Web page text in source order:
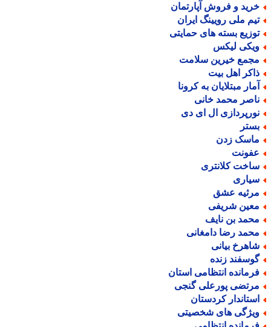
و فروش آپارتمان
ملی رویینگ ایران
بسته های حمایتی
لیکس
خیرین سلامت
اهل بیت
مبتلایان به کرونا
محمد خانی
ال ای دی
زدن
کلانتری
عشق
شریفی
بن نایف
رضا دامغانی
بیانی
زنده
انتظامی استان
پورعلی گنجی
کردستان
های شخصیتی